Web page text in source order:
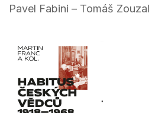
Pavel Fabini – Tomáš